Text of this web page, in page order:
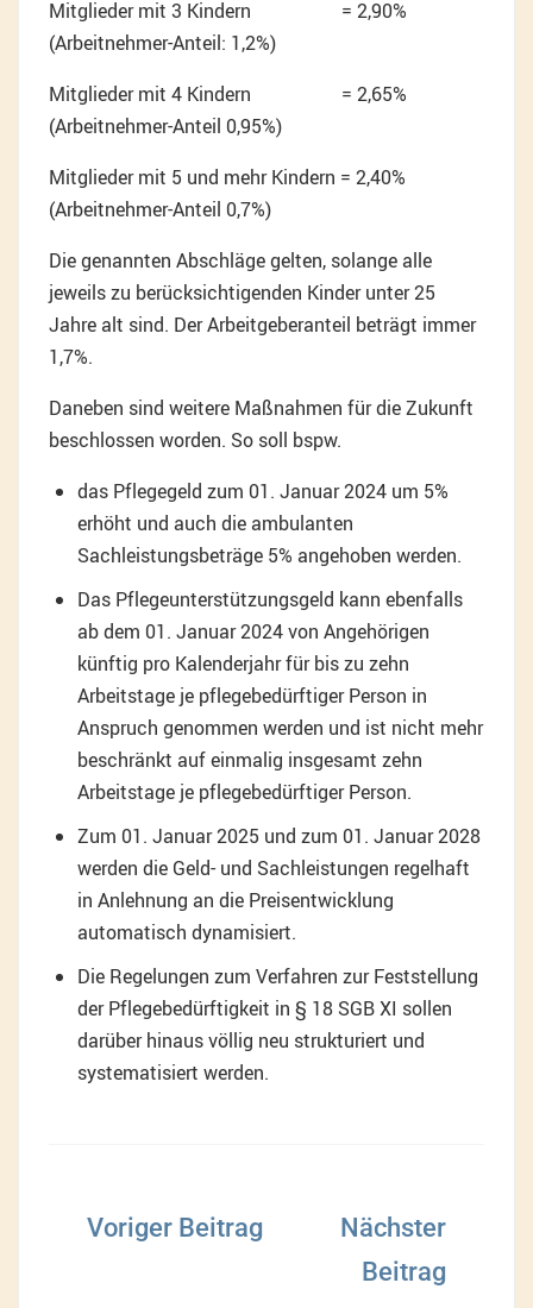
Mitglieder mit 3 Kindern = 2,90%
(Arbeitnehmer-Anteil: 1,2%)
Mitglieder mit 4 Kindern = 2,65%
(Arbeitnehmer-Anteil 0,95%)
Mitglieder mit 5 und mehr Kindern = 2,40%
(Arbeitnehmer-Anteil 0,7%)
Die genannten Abschläge gelten, solange alle
jeweils zu berücksichtigenden Kinder unter 25
Jahre alt sind. Der Arbeitgeberanteil beträgt immer
1,7%.
Daneben sind weitere Maßnahmen für die Zukunft
beschlossen worden. So soll bspw.
das Pflegegeld zum 01. Januar 2024 um 5%
erhöht und auch die ambulanten
Sachleistungsbeträge 5% angehoben werden.
Das Pflegeunterstützungsgeld kann ebenfalls
ab dem 01. Januar 2024 von Angehörigen
künftig pro Kalenderjahr für bis zu zehn
Arbeitstage je pflegebedürftiger Person in
Anspruch genommen werden und ist nicht mehr
beschränkt auf einmalig insgesamt zehn
Arbeitstage je pflegebedürftiger Person.
Zum 01. Januar 2025 und zum 01. Januar 2028
werden die Geld- und Sachleistungen regelhaft
in Anlehnung an die Preisentwicklung
automatisch dynamisiert.
Die Regelungen zum Verfahren zur Feststellung
der Pflegebedürftigkeit in § 18 SGB XI sollen
darüber hinaus völlig neu strukturiert und
systematisiert werden.